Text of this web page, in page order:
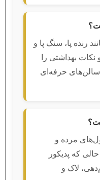
رنده پا، سنگ پا و
بهداشتی را
سالن‌های حرفه‌ای
مرده و
که پدیکور
لاک و